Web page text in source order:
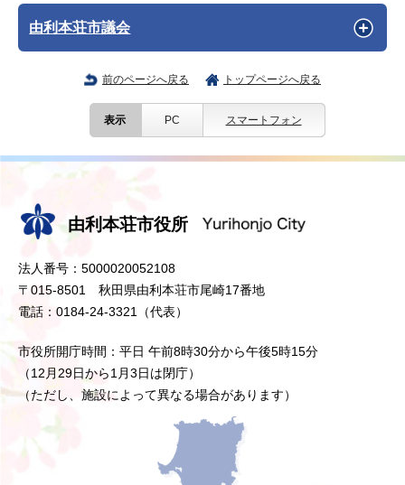
由利本荘市議会
前のページへ戻る トップページへ戻る
表示 PC スマートフォン
由利本荘市役所
法人番号：5000020052108
〒015-8501 秋田県由利本荘市尾崎17番地
電話：0184-24-3321（代表）
市役所開庁時間：平日 午前8時30分から午後5時15分
（12月29日から1月3日は閉庁）
（ただし、施設によって異なる場合があります）